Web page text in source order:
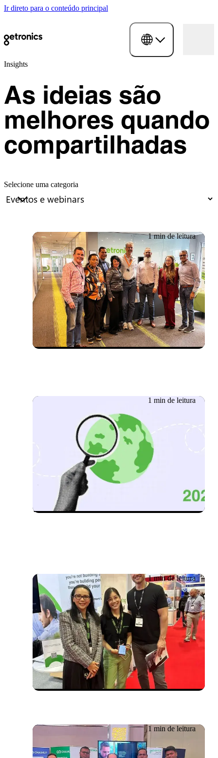
Ir direto para o conteúdo principal
Insights
As ideias são
melhores quando
compartilhadas
Selecione uma categoria
1 min de leitura
Evento passado29/10/2025
Workshop sobre IA em
Budapeste
1 min de leitura
Evento já realizado 29/10/2025 – 30/10/2025
Vamos Falar de IA:
Conversas Reais, Impacto
Real
1 min de leitura
Evento já realizado09/10/2024 – 10/10/2024
Cloud Expo Ásia 2024
1 min de leitura